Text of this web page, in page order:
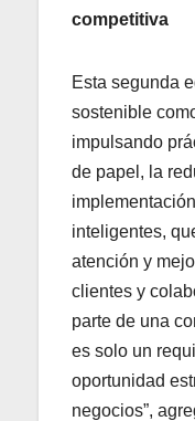
competitiva
Esta segunda
sostenible
impulsando
de papel, la
inteligentes,
atención y
clientes y
parte de una
es solo un
oportunidad
negocios”,